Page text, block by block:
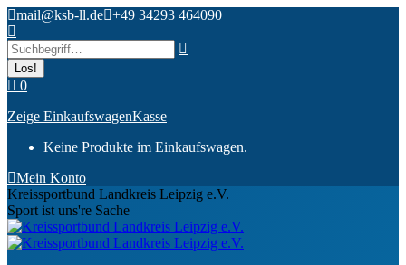
Zum
Inhalt
springen
mail@ksb-ll.de +49 34293 464090
Search:
0
Zeige EinkaufswagenKasse
Keine Produkte im Einkaufswagen.
Mein Konto
Kreissportbund Landkreis Leipzig e.V.
Sport ist uns're Sache